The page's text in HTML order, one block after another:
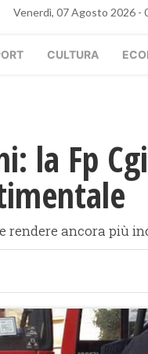
Venerdì, 07 Agosto 2026 -
CULTURA
la Fp
rendere ancora più